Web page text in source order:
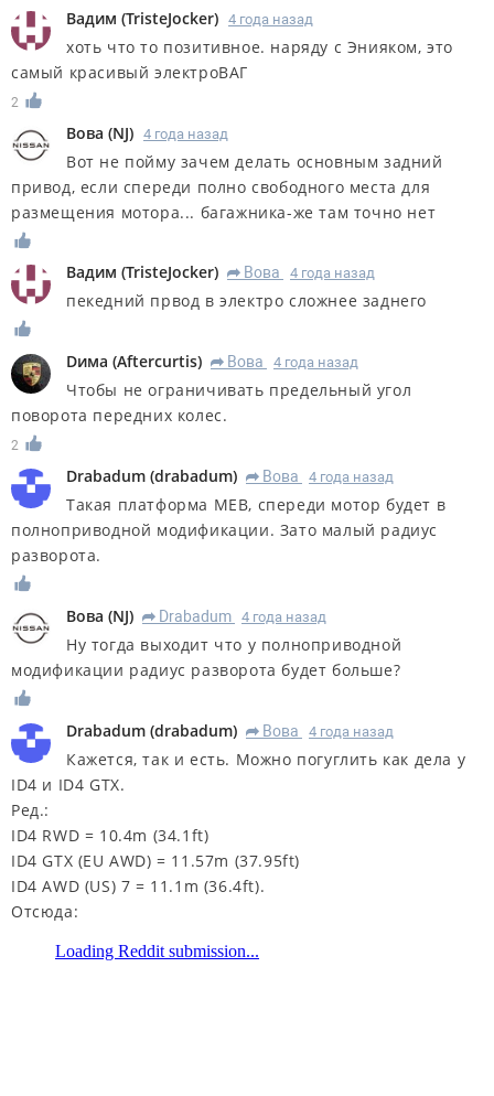
Вадим (TristeJocker) 4 года назад
хоть что то позитивное. наряду с Энияком, это
самый красивый электроВАГ
2
Вова (NJ) 4 года назад
Вот не пойму зачем делать основным задний
привод, если спереди полно свободного места для
размещения мотора... багажника-же там точно нет
Вадим (TristeJocker) R Вова 4 года назад
пекедний првод в электро сложнее заднего
Dима (Aftercurtis) R Вова 4 года назад
Чтобы не ограничивать предельный угол
поворота передних колес.
2
Drabadum (drabadum) R Вова 4 года назад
Такая платформа MEB, спереди мотор будет в
полноприводной модификации. Зато малый радиус
разворота.
Вова (NJ) R Drabadum 4 года назад
Ну тогда выходит что у полноприводной
модификации радиус разворота будет больше?
Drabadum (drabadum) R Вова 4 года назад
Кажется, так и есть. Можно погуглить как дела у
ID4 и ID4 GTX.
Ред.:
ID4 RWD = 10.4m (34.1ft)
ID4 GTX (EU AWD) = 11.57m (37.95ft)
ID4 AWD (US) 7 = 11.1m (36.4ft).
Отсюда: